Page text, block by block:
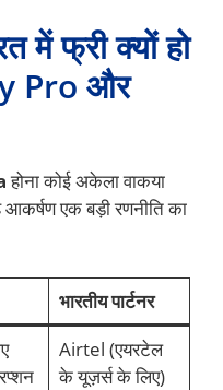
में फ्री क्यों हो
Pro और
होना कोई अकेला वाकया
आकर्षण एक बड़ी रणनीति का
भारतीय पार्टनर
Airtel (एयरटेल
के यूज़र्स के लिए)